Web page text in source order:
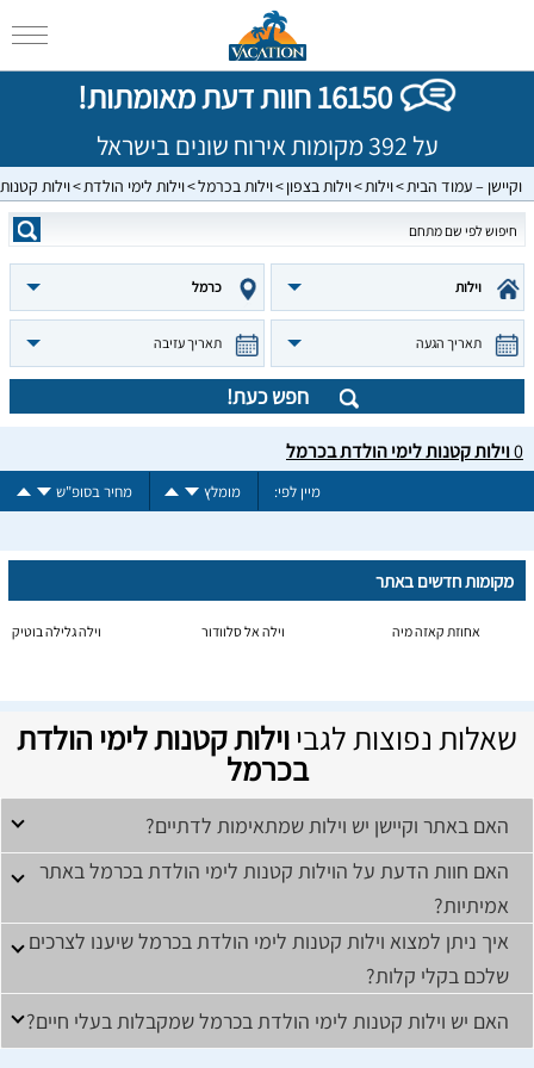
16150 חוות דעת מאומתות!
על 392 מקומות אירוח שונים בישראל
וקיישן – עמוד הבית וילות וילות בצפון וילות בכרמל וילות לימי הולדת וילות קטנות
וילות כרמל
תאריך הגעה תאריך עזיבה
חפש כעת!
0וילות קטנות לימי הולדת בכרמל
מיין לפי: מומלץ מחיר בסופ"ש
מקומות חדשים באתר
אחוזת קאזה מיה וילה אל סלוודור וילה גלילה בוטיק
שאלות נפוצות לגביוילות קטנות לימי הולדת
בכרמל
האם באתר וקיישן יש וילות שמתאימות לדתיים?
האם חוות הדעת על הוילות קטנות לימי הולדת בכרמל באתר
אמיתיות?
איך ניתן למצוא וילות קטנות לימי הולדת בכרמל שיענו לצרכים
שלכם בקלי קלות?
האם יש וילות קטנות לימי הולדת בכרמל שמקבלות בעלי חיים?